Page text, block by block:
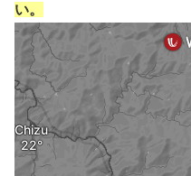
い。